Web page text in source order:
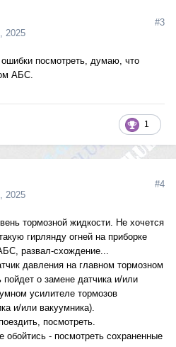
2025
#3
посмотреть, думаю, что
АБС.
1
2025
#4
тормозной жидкости. Не хочется
гирлянду огней на приборке
развал-схождение...
давления на главном тормозном
о замене датчика и/или
усилителе тормозов
и/или вакуумника).
посмотреть.
- посмотреть сохраненные